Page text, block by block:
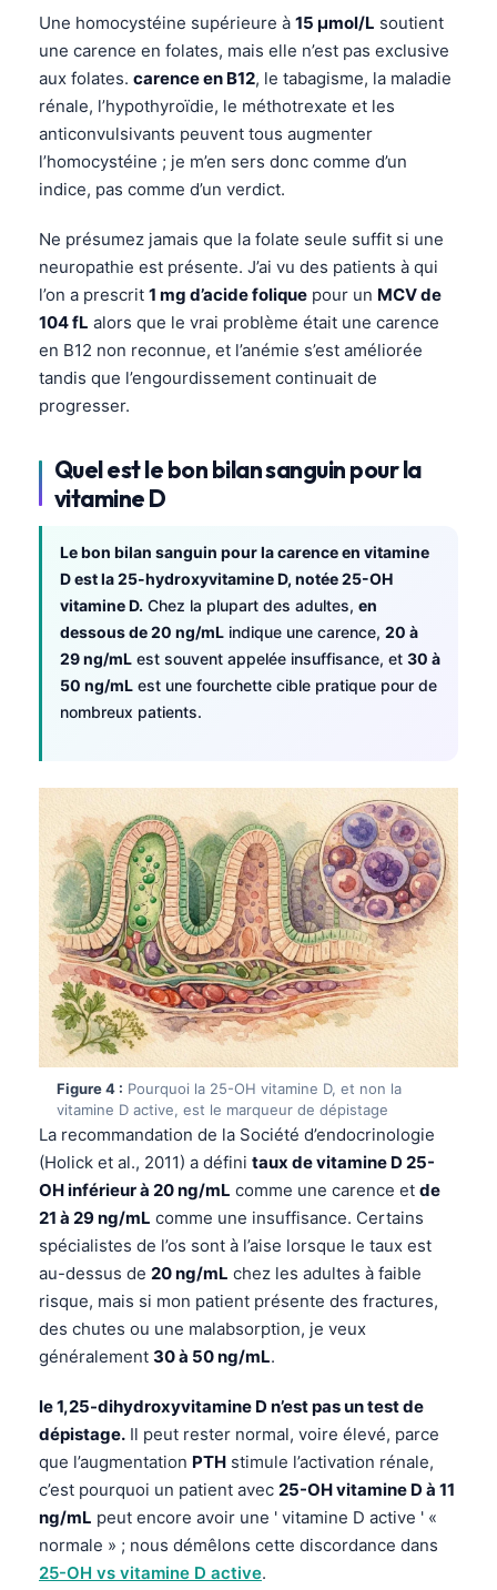
Une homocystéine supérieure à 15 µmol/L soutient
une carence en folates, mais elle n’est pas exclusive
aux folates. carence en B12, le tabagisme, la maladie
rénale, l’hypothyroïdie, le méthotrexate et les
anticonvulsivants peuvent tous augmenter
l’homocystéine ; je m’en sers donc comme d’un
indice, pas comme d’un verdict.
Ne présumez jamais que la folate seule suffit si une
neuropathie est présente. J’ai vu des patients à qui
l’on a prescrit 1 mg d’acide folique pour un MCV de
104 fL alors que le vrai problème était une carence
en B12 non reconnue, et l’anémie s’est améliorée
tandis que l’engourdissement continuait de
progresser.
Quel est le bon bilan sanguin pour la
vitamine D
Le bon bilan sanguin pour la carence en vitamine
D est la 25-hydroxyvitamine D, notée 25-OH
vitamine D. Chez la plupart des adultes, en
dessous de 20 ng/mL indique une carence, 20 à
29 ng/mL est souvent appelée insuffisance, et 30 à
50 ng/mL est une fourchette cible pratique pour de
nombreux patients.
Figure 4 : Pourquoi la 25-OH vitamine D, et non la
vitamine D active, est le marqueur de dépistage
La recommandation de la Société d’endocrinologie
(Holick et al., 2011) a défini taux de vitamine D 25-
OH inférieur à 20 ng/mL comme une carence et de
21 à 29 ng/mL comme une insuffisance. Certains
spécialistes de l’os sont à l’aise lorsque le taux est
au-dessus de 20 ng/mL chez les adultes à faible
risque, mais si mon patient présente des fractures,
des chutes ou une malabsorption, je veux
généralement 30 à 50 ng/mL.
le 1,25-dihydroxyvitamine D n’est pas un test de
dépistage. Il peut rester normal, voire élevé, parce
que l’augmentation PTH stimule l’activation rénale,
c’est pourquoi un patient avec 25-OH vitamine D à 11
ng/mL peut encore avoir une ' vitamine D active ' «
normale » ; nous démêlons cette discordance dans
25-OH vs vitamine D active.